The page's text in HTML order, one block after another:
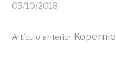
03/10/2018
Seguir
Artículo anterior Kopernio